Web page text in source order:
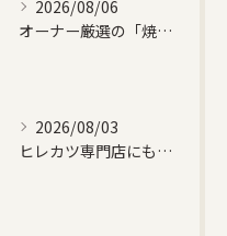
2026/08/06
オーナー厳選の「焼肉５点盛り合わせ」です！
2026/08/03
ヒレカツ専門店にも負けない、自信作です！